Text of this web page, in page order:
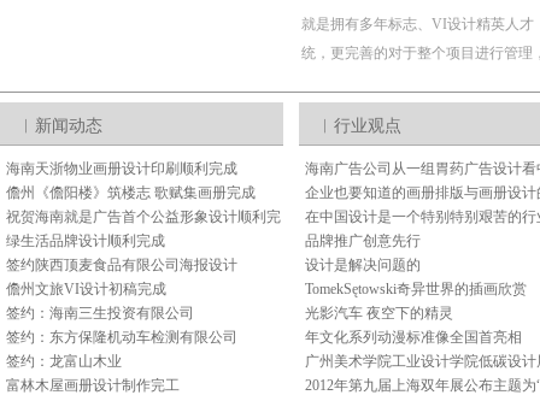
就是拥有多年标志、VI设计精英人
统，更完善的对于整个项目进行管
︱新闻动态
海南天浙物业画册设计印刷顺利完成
儋州《儋阳楼》筑楼志 歌赋集画册完成
祝贺海南就是广告首个公益形象设计顺利完
成
绿生活品牌设计顺利完成
签约陕西顶麦食品有限公司海报设计
儋州文旅VI设计初稿完成
签约：海南三生投资有限公司
签约：东方保隆机动车检测有限公司
签约：龙富山木业
富林木屋画册设计制作完工
︱行业观点
海南广告公司从一组胃药广告设计看
化差异
企业也要知道的画册排版与画册设计
在中国设计是一个特别特别艰苦的行
品牌推广创意先行
设计是解决问题的
TomekSętowski奇异世界的插画欣赏
光影汽车 夜空下的精灵
年文化系列动漫标准像全国首亮相
广州美术学院工业设计学院低碳设计
开幕
2012年第九届上海双年展公布主题为